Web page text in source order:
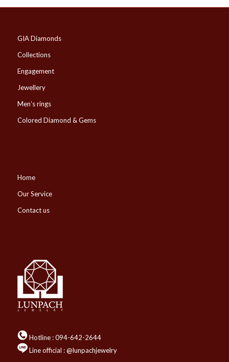
GIA Diamonds
Collections
Engagement
Jewellery
Men’s rings
Colored Diamond & Gems
Home
Our Service
Contact us
Hotline :094-642-2644
Line official : @lunpachjewelry